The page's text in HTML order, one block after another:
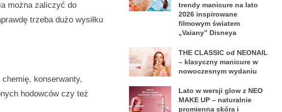
można zaliczyć do
trzeba dużo wysiłku
konserwanty,
hodowców czy też
trendy manicure na lato
2026 inspirowane
filmowym światem
„Vaiany” Disneya
THE CLASSIC od NEONAIL
– klasyczny manicure w
nowoczesnym wydaniu
Lato w wersji glow z NEO
MAKE UP – naturalnie
promienna skóra i